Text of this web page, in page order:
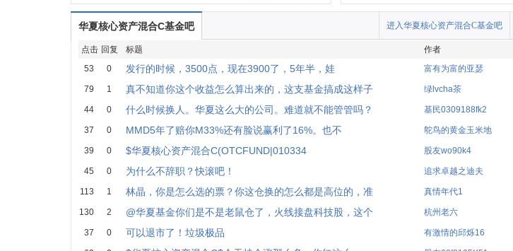
华夏核心资产混合C基金吧 进入华夏核心资产混合C基金吧
点击 回复 标题 作者
53
0 发行的时候，3500点，现在3900了，5年半，娃 富有为富的亚瑟
79 1 真不知道你这个收益怎么算出来的，这支基金搞成这样子 绿lvcha茶
44 0 什么时候换人。华夏这么大的公司。难道就不能管管吗？ 基民0309188fk2
37 0 MMD5年了赔你M33%还有脸说赢利了16%。也不 鸵鸟的黄金玉米地
39 0 $华夏核心资产混合C(OTCFUND|010334 股友wo90k4
45 0 为什么不辞职？快滚吧！ 追求卓越之迪夫
113 1 林晶，你是怎么选的票？你这仓换的怎么都是高位的，准 真情年代1
130 2 @华夏基金你们是不是老鼠仓了，火线接盘科技股，这个 杭州老六
37 0 可以退市了！垃圾极品 有激情的邱烁16